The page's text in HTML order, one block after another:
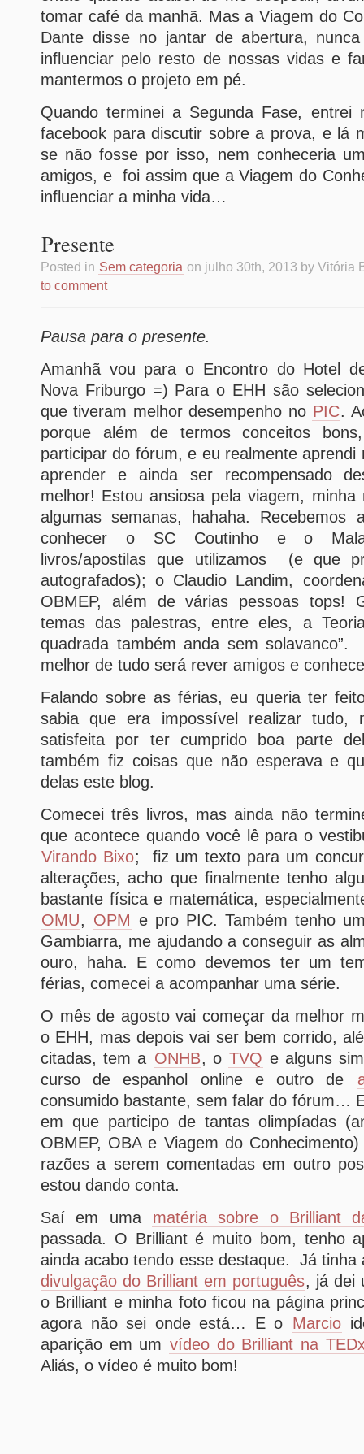
tomar café da manhã. Mas a Viagem do
Dante disse no jantar de abertura,
influenciar pelo resto de nossas vidas e
mantermos o projeto em pé.
Quando terminei a Segunda Fase,
facebook para discutir sobre a prova, e lá
se não fosse por isso, nem conheceria
amigos, e foi assim que a Viagem do
influenciar a minha vida…
Presente
Posted in Sem categoria on julho 30th, 2013 by Vitória
to comment
Pausa para o presente.
Amanhã vou para o Encontro do Hotel
Nova Friburgo =) Para o EHH são
que tiveram melhor desempenho no PIC.
porque além de termos conceitos
participar do fórum, e eu realmente aprendi
aprender e ainda ser recompensado
melhor! Estou ansiosa pela viagem,
algumas semanas, hahaha. Recebemos
conhecer o SC Coutinho e o
livros/apostilas que utilizamos (e que
autografados); o Claudio Landim,
OBMEP, além de várias pessoas tops!
temas das palestras, entre eles, a
quadrada também anda sem
melhor de tudo será rever amigos e
Falando sobre as férias, eu queria ter
sabia que era impossível realizar tudo,
satisfeita por ter cumprido boa parte
também fiz coisas que não esperava e
delas este blog.
Comecei três livros, mas ainda não
que acontece quando você lê para o
Virando Bixo; fiz um texto para um
alterações, acho que finalmente tenho
bastante física e matemática,
OMU, OPM e pro PIC. Também tenho
Gambiarra, me ajudando a conseguir as
ouro, haha. E como devemos ter um
férias, comecei a acompanhar uma série.
O mês de agosto vai começar da melhor
o EHH, mas depois vai ser bem corrido,
citadas, tem a ONHB, o TVQ e alguns
curso de espanhol online e outro de
consumido bastante, sem falar do fórum…
em que participo de tantas olimpíadas
OBMEP, OBA e Viagem do
razões a serem comentadas em outro
estou dando conta.
Saí em uma matéria sobre o Brilliant
passada. O Brilliant é muito bom, tenho
ainda acabo tendo esse destaque. Já
divulgação do Brilliant em português, já dei
o Brilliant e minha foto ficou na página
agora não sei onde está… E o Marcio
aparição em um vídeo do Brilliant na
Aliás, o vídeo é muito bom!